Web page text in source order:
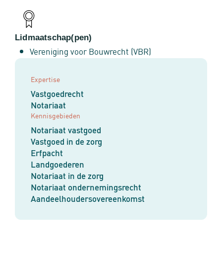
Expertise
Vastgoedrecht
Notariaat
Kennisgebieden
Notariaat vastgoed
Vastgoed in de zorg
Erfpacht
Landgoederen
Notariaat in de zorg
Notariaat ondernemingsrecht
Aandeelhoudersovereenkomst
Lidmaatschap(pen)
Vereniging voor Bouwrecht (VBR)